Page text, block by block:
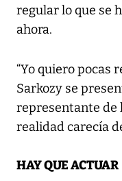
regular lo que se
ahora.
“Yo quiero pocas
Sarkozy se
representante de
realidad carecía
HAY QUE ACTUAR